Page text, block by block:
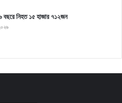
বছরে নিহত ১৫ হাজার ৭১২জন